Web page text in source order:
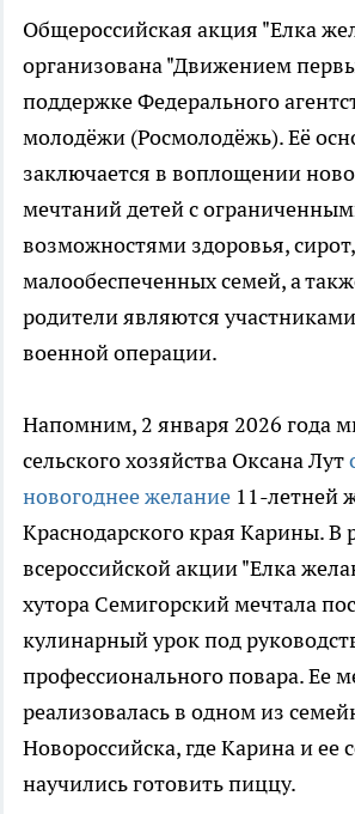
Общероссийская акция "Елка
организована "Движением
поддержке Федерального
молодёжи (Росмолодёжь). Её
заключается в воплощении
мечтаний детей с
возможностями здоровья,
малообеспеченных семей, а
родители являются
военной операции.
Напомним, 2 января 2026 года
сельского хозяйства Оксана Лут
новогоднее желание 11-летней
Краснодарского края Карины. В
всероссийской акции "Елка
хутора Семигорский мечтала
кулинарный урок под
профессионального повара. Ее
реализовалась в одном из
Новороссийска, где Карина и ее
научились готовить пиццу.